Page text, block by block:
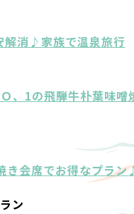
解消♪家族で温泉旅行
、1の飛騨牛朴葉味
き会席でお得なプラ
ン